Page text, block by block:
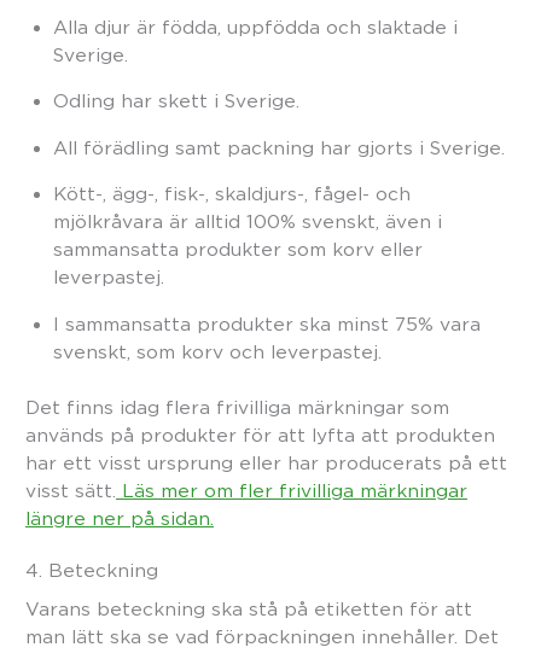
Alla djur är födda, uppfödda och slaktade i
Sverige.
Odling har skett i Sverige.
All förädling samt packning har gjorts i Sverige.
Kött-, ägg-, fisk-, skaldjurs-, fågel- och
mjölkråvara är alltid 100% svenskt, även i
sammansatta produkter som korv eller
leverpastej.
I sammansatta produkter ska minst 75% vara
svenskt, som korv och leverpastej.
Det finns idag flera frivilliga märkningar som
används på produkter för att lyfta att produkten
har ett visst ursprung eller har producerats på ett
visst sätt. Läs mer om fler frivilliga märkningar
längre ner på sidan.
4. Beteckning
Varans beteckning ska stå på etiketten för att
man lätt ska se vad förpackningen innehåller. Det